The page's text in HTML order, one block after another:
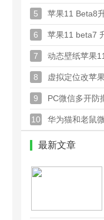
5 苹果11 Beta8
件
6 苹果11 beta7
方最新版
7 动态壁纸苹果11
8 虚拟定位改苹
9 PC微信多开防
10 华为猫和老鼠
最新文章